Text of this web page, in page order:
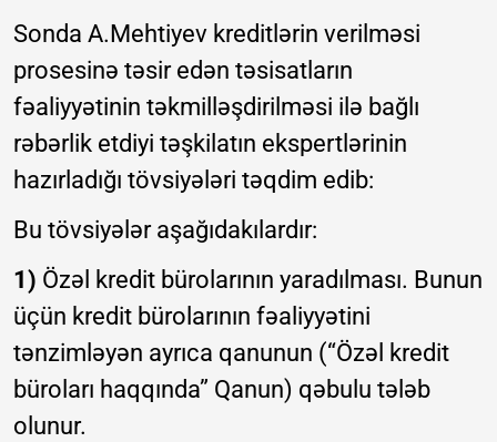
Sonda A.Mehtiyev kreditlərin verilməsi
prosesinə təsir edən təsisatların
fəaliyyətinin təkmilləşdirilməsi ilə bağlı
rəbərlik etdiyi təşkilatın ekspertlərinin
hazırladığı tövsiyələri təqdim edib:
Bu tövsiyələr aşağıdakılardır:
1) Özəl kredit bürolarının yaradılması. Bunun
üçün kredit bürolarının fəaliyyətini
tənzimləyən ayrıca qanunun (“Özəl kredit
büroları haqqında” Qanun) qəbulu tələb
olunur.